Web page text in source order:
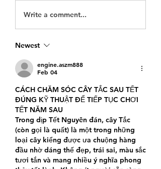
Write a comment...
Newest
engine.aszm888
Feb 04
CÁCH CHĂM SÓC CÂY TẮC SAU TẾT
ĐÚNG KỸ THUẬT ĐỂ TIẾP TỤC CHƠI
TẾT NĂM SAU
Trong dịp Tết Nguyên đán, cây Tắc
(còn gọi là quất) là một trong những
loại cây kiểng được ưa chuộng hàng
đầu nhờ dáng thế đẹp, trái sai, màu sắc
tươi tắn và mang nhiều ý nghĩa phong